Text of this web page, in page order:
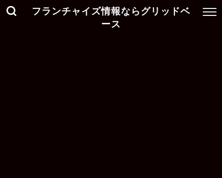
フランチャイズ情報ならグリッドベ
ース